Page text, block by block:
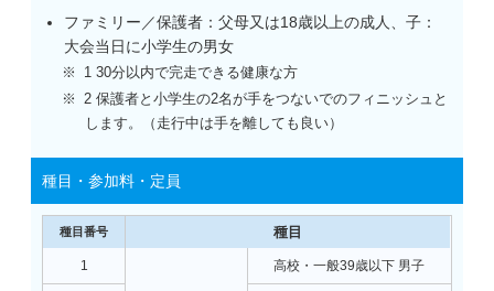
ファミリー／保護者：父母又は18歳以上の成人、子：
大会当日に小学生の男女
1 30分以内で完走できる健康な方
2 保護者と小学生の2名が手をつないでのフィニッシュと
します。（走行中は手を離しても良い）
種目・参加料・定員
1 高校・一般39歳以下 男子